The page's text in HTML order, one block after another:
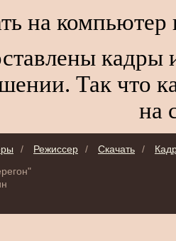
на
кадры
Так что
на
/ Режиссер / Скачать /